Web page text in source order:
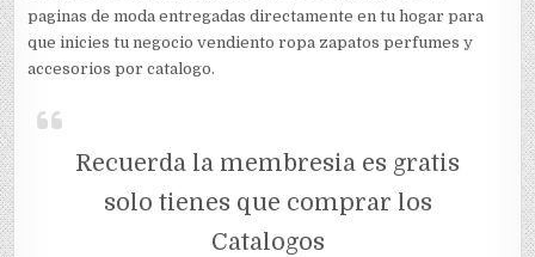
paginas de moda entregadas directamente en tu hogar para
que inicies tu negocio vendiento ropa zapatos perfumes y
accesorios por catalogo.
Recuerda la membresia es gratis
solo tienes que comprar los
Catalogos